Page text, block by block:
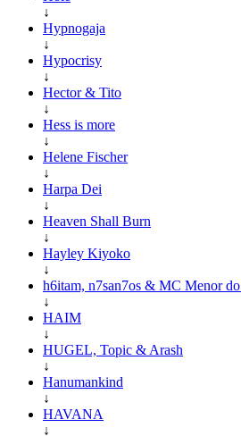
↓
Hypnogaja
↓
Hypocrisy
↓
Hector & Tito
↓
Hess is more
↓
Helene Fischer
↓
Harpa Dei
↓
Heaven Shall Burn
↓
Hayley Kiyoko
↓
h6itam, n7san7os & MC Menor
↓
HAIM
↓
HUGEL, Topic & Arash
↓
Hanumankind
↓
HAVANA
↓